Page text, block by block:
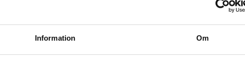
Information Om
Högkostnadsskyddet gäller
239,17
I apotek:239,17 kr